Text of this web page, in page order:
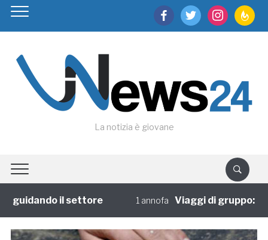
facebooktwitter instagram
La notizia è giovane
il settore 1 annofa Viaggi di gruppo: